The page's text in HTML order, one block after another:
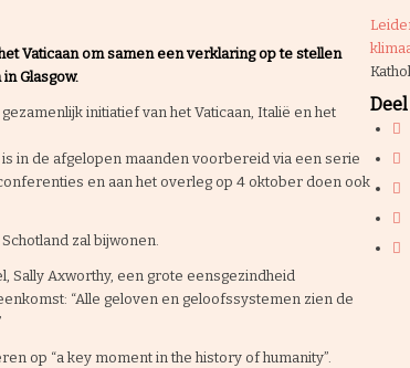
Vaticaan om samen een verklaring op te stellen
Glasgow.
initiatief van het Vaticaan, Italië en het
in de afgelopen maanden voorbereid via een serie
en aan het overleg op 4 oktober doen ook
zal bijwonen.
Sally Axworthy, een grote eensgezindheid
“Alle geloven en geloofssystemen zien de
op “a key moment in the history of humanity”.